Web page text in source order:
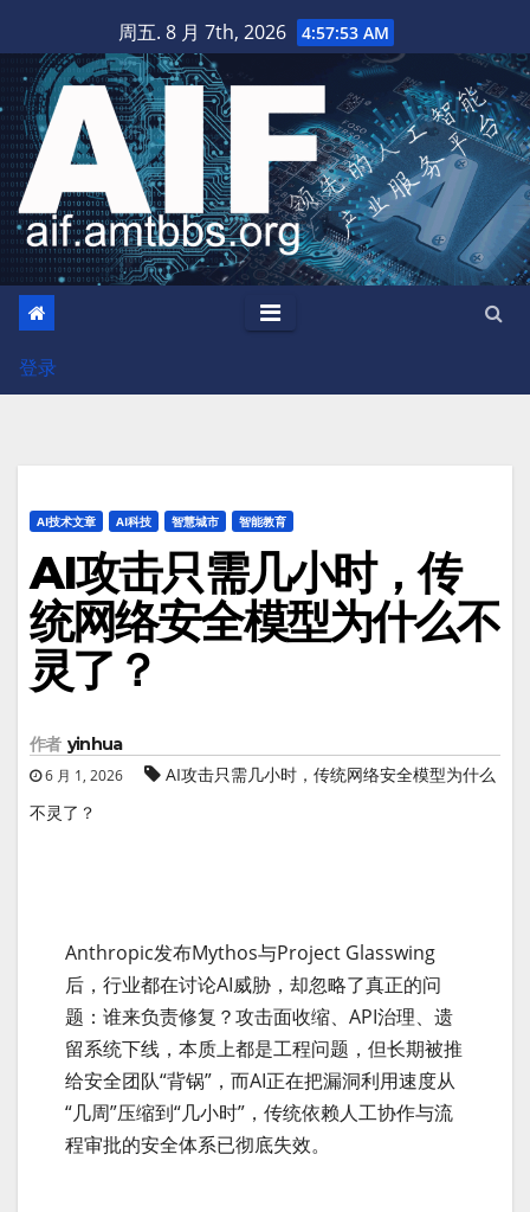
至
内
容
周五. 8 月 7th, 2026 4:57:54 AM
登录
AI技术文章 AI科技 智慧城市 智能教育
AI攻击只需几小时，传
统网络安全模型为什么不
灵了？
作者 yinhua
6 月 1, 2026
AI攻击只需几小时，传统网络安全模型为什么
不灵了？
Anthropic发布Mythos与Project Glasswing
后，行业都在讨论AI威胁，却忽略了真正的问
题：谁来负责修复？攻击面收缩、API治理、遗
留系统下线，本质上都是工程问题，但长期被推
给安全团队“背锅”，而AI正在把漏洞利用速度从
“几周”压缩到“几小时”，传统依赖人工协作与流
程审批的安全体系已彻底失效。